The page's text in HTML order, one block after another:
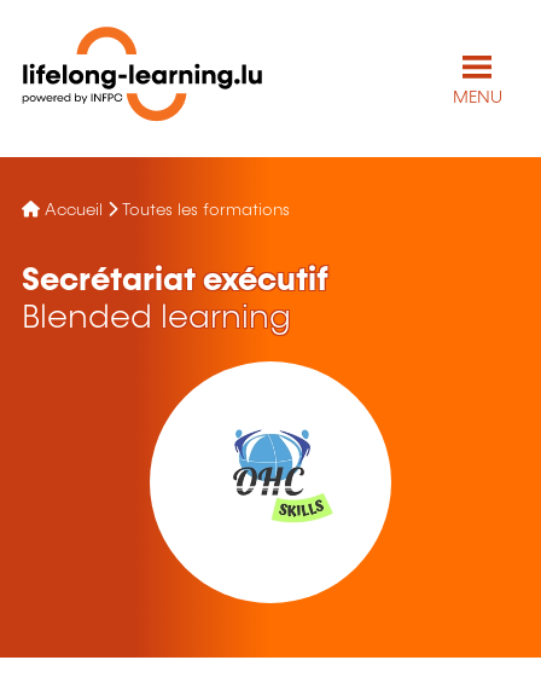
MENU
Accueil Toutes les formations
Secrétariat exécutif
Blended learning